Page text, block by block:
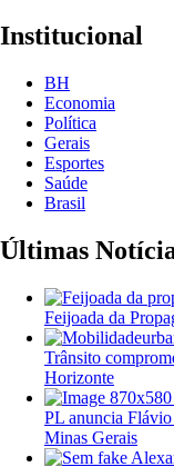
Institucional
BH
Economia
Política
Gerais
Esportes
Saúde
Brasil
Últimas
Feijoada da
Trânsito
Horizonte
PL anuncia
Minas Gerais